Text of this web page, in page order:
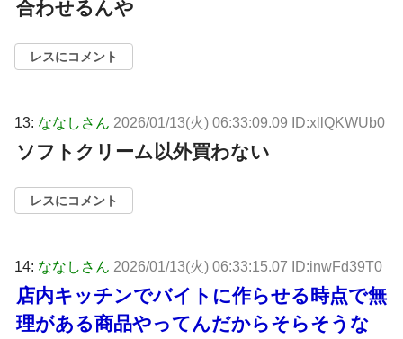
合わせるんや
レスにコメント
13: ななしさん 2026/01/13(火) 06:33:09.09 ID:xllQKWUb0
ソフトクリーム以外買わない
レスにコメント
14: ななしさん 2026/01/13(火) 06:33:15.07 ID:inwFd39T0
店内キッチンでバイトに作らせる時点で無
理がある商品やってんだからそらそうな